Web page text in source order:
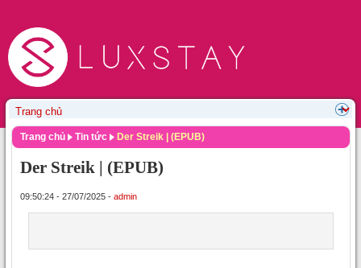
Trang chủ Tin tức Der Streik | (EPUB)
Der Streik | (EPUB)
09:50:24 - 27/07/2025 - admin